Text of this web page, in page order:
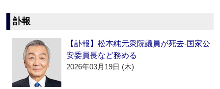
訃報
【訃報】松本純元衆院議員が死去‐国家公
安委員長など務める
2026年03月19日 (木)